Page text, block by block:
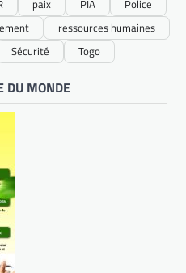
paix PIA
Police
ressources humaines
Sécurité Togo
DU MONDE